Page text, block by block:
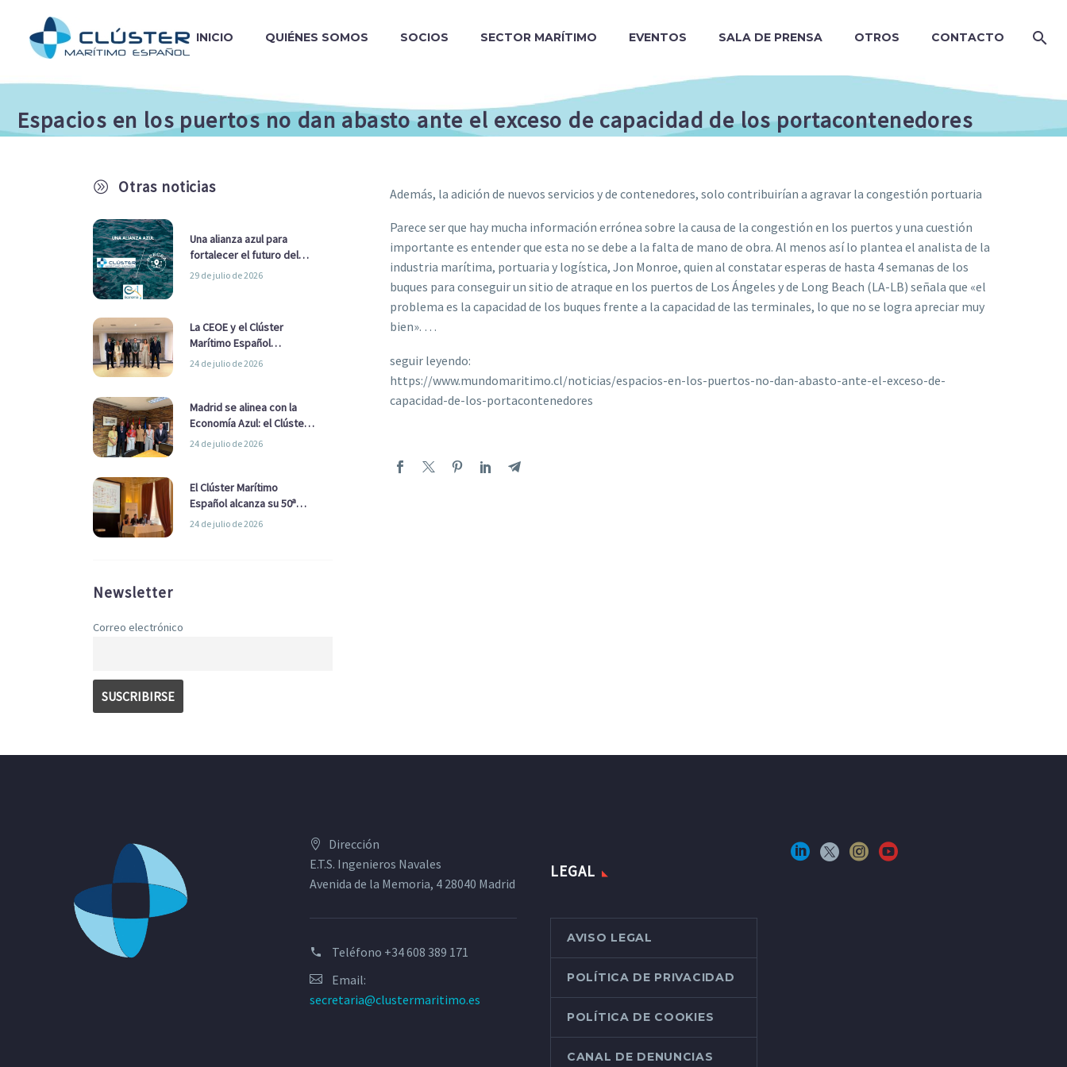
INICIO QUIÉNES SOMOS SOCIOS SECTOR MARÍTIMO EVENTOS SALA DE PRENSA OTROS CONTACTO
Espacios en los puertos no dan abasto ante el exceso de capacidad de los portacontenedores
A Otras noticias
Una alianza azul para
fortalecer el futuro del
sector marítimo
29 de julio de 2026
La CEOE y el Clúster
Marítimo Español
refuerzan su alianza para
24 de julio de 2026
Madrid se alinea con la
Economía Azul: el Clúster
Marítimo Español y la Real
Ayuntamiento
24 de julio de 2026
El Clúster Marítimo
Español alcanza su 50ª
Asamblea reafirmando su
24 de julio de 2026
Newsletter
Correo electrónico
Además, la adición de nuevos servicios y de contenedores, solo contribuirían a agravar la congestión portuaria
Parece ser que hay mucha información errónea sobre la causa de la congestión en los puertos y una cuestión
importante es entender que esta no se debe a la falta de mano de obra. Al menos así lo plantea el analista de la
industria marítima, portuaria y logística, Jon Monroe, quien al constatar esperas de hasta 4 semanas de los
buques para conseguir un sitio de atraque en los puertos de Los Ángeles y de Long Beach (LA-LB) señala que «el
problema es la capacidad de los buques frente a la capacidad de las terminales, lo que no se logra apreciar muy
bien». …
seguir leyendo:
https://www.mundomaritimo.cl/noticias/espacios-en-los-puertos-no-dan-abasto-ante-el-exceso-de-
capacidad-de-los-portacontenedores
Dirección
E.T.S. Ingenieros Navales
Avenida de la Memoria, 4 28040 Madrid
Teléfono +34 608 389 171
Email:
secretaria@clustermaritimo.es
LEGAL
AVISO LEGAL
POLÍTICA DE PRIVACIDAD
POLÍTICA DE COOKIES
CANAL DE DENUNCIAS